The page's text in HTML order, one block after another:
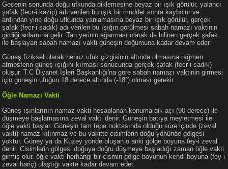
Gecenin sonunda doğu ufkunda diklemesine beyaz bir ışık görülür, yalancı
şafak (fecr-i kazip) adı verilen bu ışık bir müddet sonra kaybolur ve
ardından yine doğu ufkunda yanlamasına beyaz bir ışık görülür, gerçek
şafak (fecr-i sadık) adı verilen bu ışığın görülmesi sabah namazı vaktinin
girdiği anlamına gelir. Tan yerinin ağarması olarak da bilinen gerçek şafak
ile başlayan sabah namazı vakti güneşin doğumuna kadar devam eder.
Güneş fiziksel olarak henüz ufuk çizgisinin altında olmasına rağmen
atmosferin güneş ışığını kırması sonucunda gerçek şafak (fecr-i sadık)
oluşur. T.C Diyanet İşleri Başkanlığı'na göre sabah namazı vaktinin girmesi
için güneşin ufuğun 18 derece altında (-18°) olması gerekir.
Öğle Namazı Vakti
Güneş ışınlarının namaz vakti hesaplanan konuma dik açı (90 derece) ile
düşmeye başlamasına zeval vakti denir. Güneşin batıya meyletmesi ile
öğle vakti başlar. Güneşin tam tepe noktasında olduğu süre içinde (zeval
vakti) namaz kılınmaz ve bu vakitte cisimlerin doğu yönünde gölgesi
yoktur. Güney ya da Kuzey yönde oluşan o anki gölge boyuna fey-i zeval
denir. Cisimlerin gölgesi doğuya doğru düşmeye başladığı zaman öğle vakti
girmiş olur. öğle vakti herhangi bir cismin gölge boyunun kendi boyuna (fey-i
zeval hariç) ulaştığı vakte kadar devam eder.